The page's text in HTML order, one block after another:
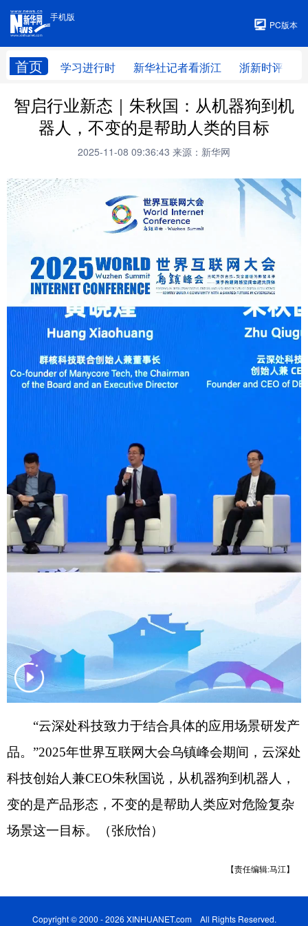
手机版
PC版本
首页 学习进行时 新华社记者看浙江 浙新时评
手机版
智启行业新态｜朱秋国：从机器狗到机
器人，不变的是帮助人类的目标
2025-11-08 09:36:43 来源：新华网
“云深处科技致力于结合具体的应用场景研发产
品。”2025年世界互联网大会乌镇峰会期间，云深处
科技创始人兼CEO朱秋国说，从机器狗到机器人，
变的是产品形态，不变的是帮助人类应对危险复杂
场景这一目标。（张欣怡）
【责任编辑:马江】
Copyright © 2000 - 2026 XINHUANET.com All Rights Reserved.